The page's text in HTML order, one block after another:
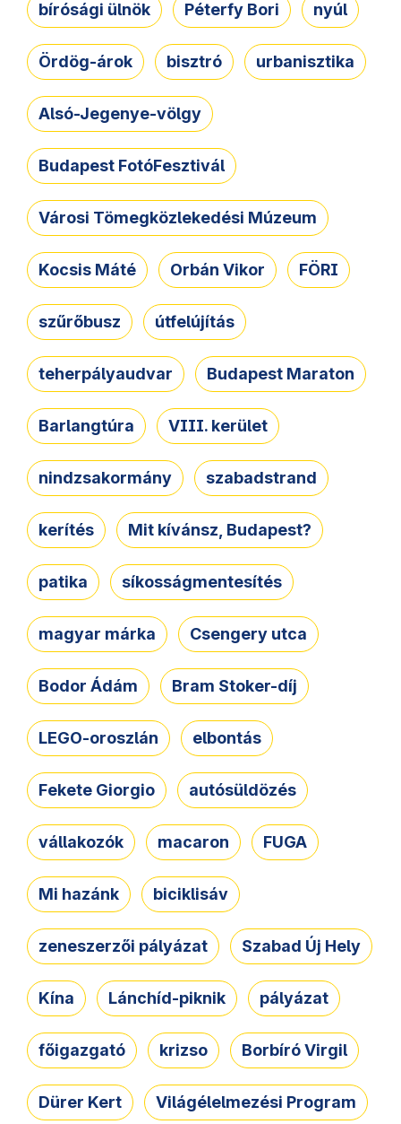
bírósági ülnök Péterfy Bori nyúl
Ördög-árok bisztró urbanisztika
Alsó-Jegenye-völgy
Budapest FotóFesztivál
Városi Tömegközlekedési Múzeum
Kocsis Máté Orbán Vikor FÖRI
szűrőbusz útfelújítás
teherpályaudvar Budapest Maraton
Barlangtúra VIII. kerület
nindzsakormány szabadstrand
kerítés Mit kívánsz, Budapest?
patika síkosságmentesítés
magyar márka Csengery utca
Bodor Ádám Bram Stoker-díj
LEGO-oroszlán elbontás
Fekete Giorgio autósüldözés
vállakozók macaron FUGA
Mi hazánk biciklisáv
zeneszerzői pályázat Szabad Új Hely
Kína Lánchíd-piknik pályázat
főigazgató krizso Borbíró Virgil
Dürer Kert Világélelmezési Program